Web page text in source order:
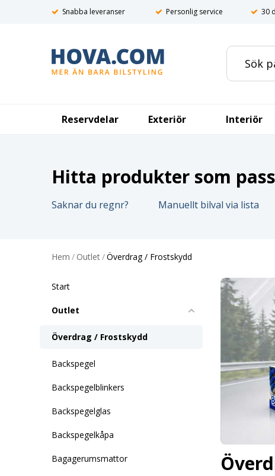
Snabba leveranser Personlig service 30
Reservdelar Exteriör Interiör
Hitta produkter som
Saknar du regnr? Manuellt bilval via lista
Hem / Outlet/Överdrag / Frostskydd
Start
Outlet
Överdrag / Frostskydd
Backspegel
Backspegelblinkers
Backspegelglas
Backspegelkåpa
Bagagerumsmattor